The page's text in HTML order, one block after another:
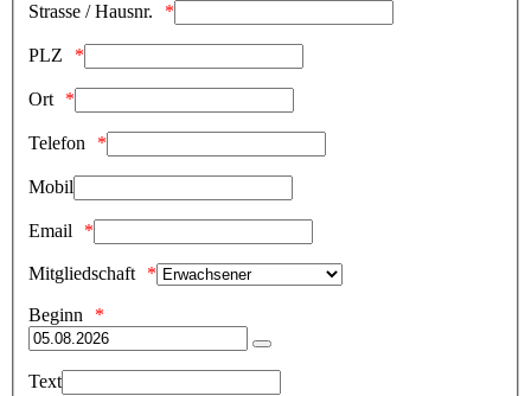
Strasse / Hausnr.
PLZ
Ort
Telefon
Mobil
Email
Mitgliedschaft
Beginn
Text